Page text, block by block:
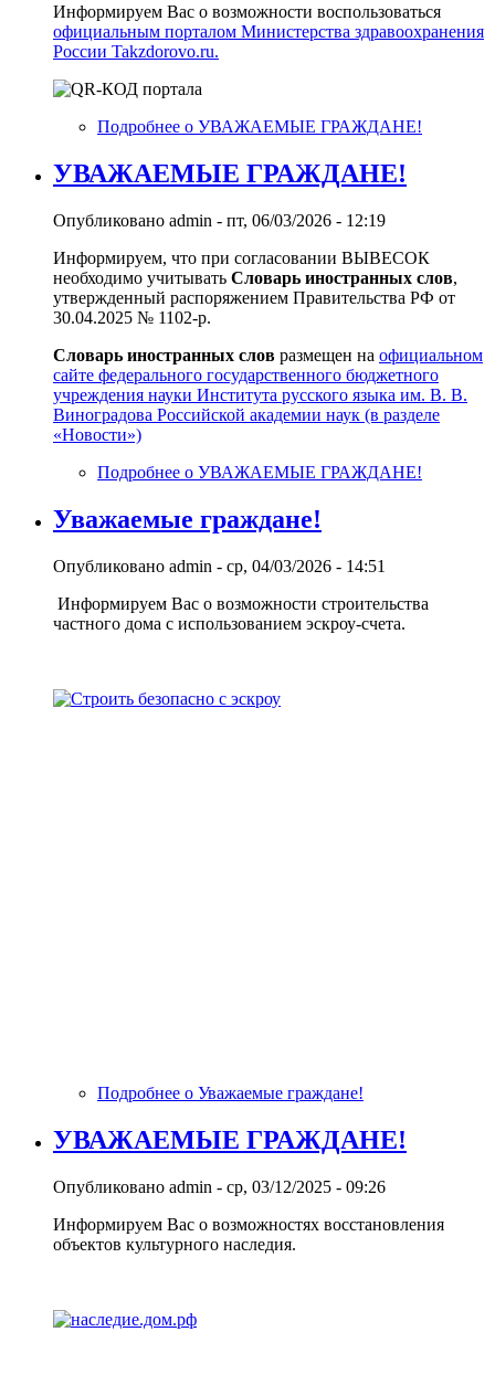
Информируем Вас о возможности воспользоваться
официальным порталом Министерства здравоохранения
России Takzdorovo.ru.
Подробнее о УВАЖАЕМЫЕ ГРАЖДАНЕ!
УВАЖАЕМЫЕ ГРАЖДАНЕ!
Опубликовано admin - пт, 06/03/2026 - 12:19
Информируем, что при согласовании ВЫВЕСОК
необходимо учитывать Словарь иностранных слов,
утвержденный распоряжением Правительства РФ от
30.04.2025 № 1102-р.
Словарь иностранных слов размещен на официальном
сайте федерального государственного бюджетного
учреждения науки Института русского языка им. В. В.
Виноградова Российской академии наук (в разделе
«Новости»)
Подробнее о УВАЖАЕМЫЕ ГРАЖДАНЕ!
Уважаемые граждане!
Опубликовано admin - ср, 04/03/2026 - 14:51
Информируем Вас о возможности строительства
частного дома с использованием эcкроу-счета.
Подробнее о Уважаемые граждане!
УВАЖАЕМЫЕ ГРАЖДАНЕ!
Опубликовано admin - ср, 03/12/2025 - 09:26
Информируем Вас о возможностях восстановления
объектов культурного наследия.